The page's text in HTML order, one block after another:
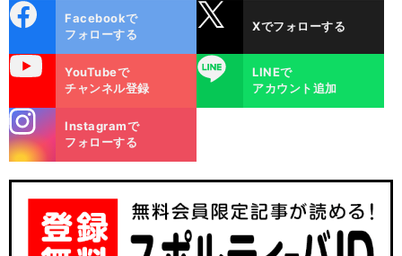
ok
Facebookで
フォローする
Xでフォローする
YouTubeで
チャンネル登録
LINE
LINEで
アカウント追加
m
Instagramで
フォローする